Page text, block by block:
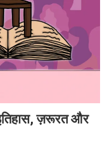
ज़रूरत और